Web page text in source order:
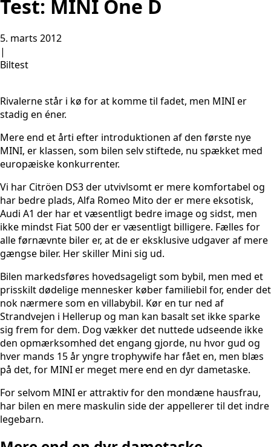
Test: MINI One D
5. marts 2012
|
Biltest
Rivalerne står i kø for at komme til fadet, men MINI er
stadig en éner.
Mere end et årti efter introduktionen af den første nye
MINI, er klassen, som bilen selv stiftede, nu spækket med
europæiske konkurrenter.
Vi har Citröen DS3 der utvivlsomt er mere komfortabel og
har bedre plads, Alfa Romeo Mito der er mere eksotisk,
Audi A1 der har et væsentligt bedre image og sidst, men
ikke mindst Fiat 500 der er væsentligt billigere. Fælles for
alle førnævnte biler er, at de er eksklusive udgaver af mere
gængse biler. Her skiller Mini sig ud.
Bilen markedsføres hovedsageligt som bybil, men med et
prisskilt dødelige mennesker køber familiebil for, ender det
nok nærmere som en villabybil. Kør en tur ned af
Strandvejen i Hellerup og man kan basalt set ikke sparke
sig frem for dem. Dog vækker det nuttede udseende ikke
den opmærksomhed det engang gjorde, nu hvor gud og
hver mands 15 år yngre trophywife har fået en, men blæs
på det, for MINI er meget mere end en dyr dametaske.
For selvom MINI er attraktiv for den mondæne hausfrau,
har bilen en mere maskulin side der appellerer til det indre
legebarn.